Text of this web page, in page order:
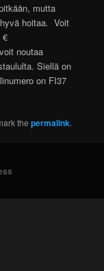
mutta
hoitaa. Voit
€
noutaa
Siellä on
on FI37
thepermalink.